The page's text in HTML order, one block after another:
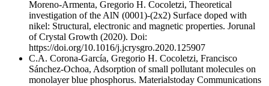
Moreno-Armenta, Gregorio H. Cocoletzi, Theoretical
investigation of the AlN (0001)-(2x2) Surface doped with
nikel: Structural, electronic and magnetic properties. Jorunal
of Crystal Growth (2020). Doi:
https://doi.org/10.1016/j.jcrysgro.2020.125907
C.A. Corona-García, Gregorio H. Cocoletzi, Francisco
Sánchez-Ochoa, Adsorption of small pollutant molecules on
monolayer blue phosphorus. Materialstoday Communications